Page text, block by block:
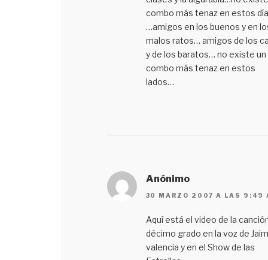
combo más tenaz en estos
…amigos en los buenos y en
malos ratos… amigos de los
y de los baratos… no existe un
combo más tenaz en estos
lados…
Anónimo
30 MARZO 2007 A LAS 9:49
Aquí está el video de la
décimo grado en la voz de
valencia y en el Show de las